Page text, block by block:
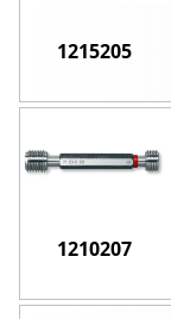
1215205
1210207